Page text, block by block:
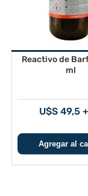
Reactivo de
ml
U$S 49,5